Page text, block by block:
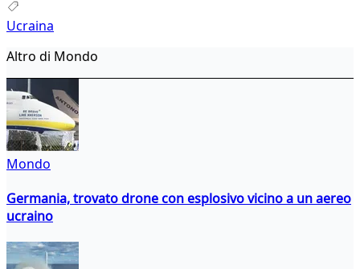
Ucraina
Altro di Mondo
Mondo
Germania, trovato drone con esplosivo vicino a un aereo
ucraino